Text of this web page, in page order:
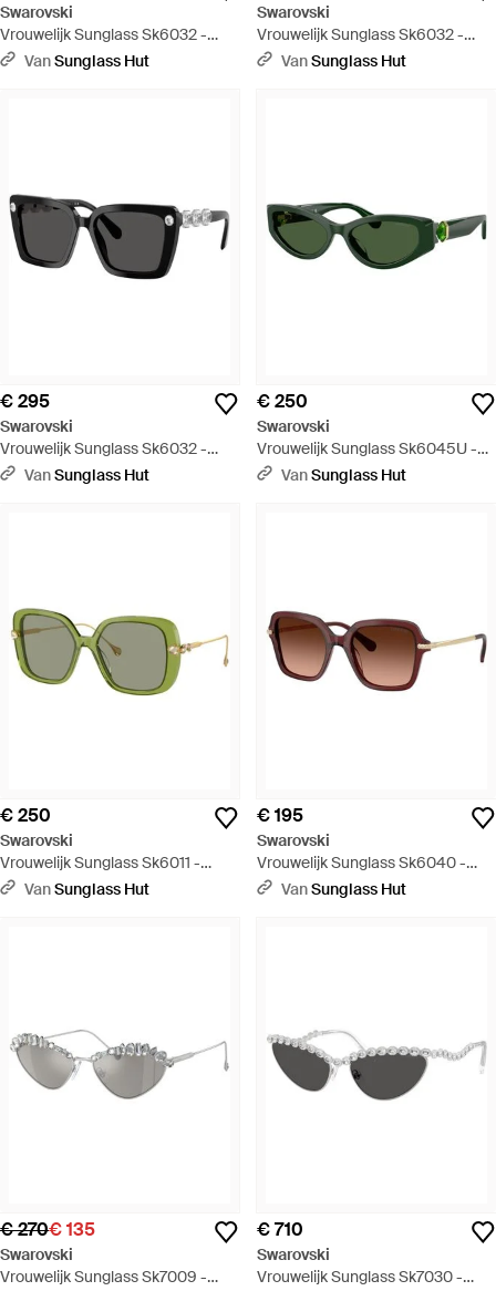
Swarovski
Vrouwelijk Sunglass Sk6032 -
Zwart
VanSunglass Hut
Swarovski
Vrouwelijk Sunglass Sk6032 -
Groen
VanSunglass Hut
€ 295
Swarovski
Vrouwelijk Sunglass Sk6032 -
Zwart
VanSunglass Hut
€ 250
Swarovski
Vrouwelijk Sunglass Sk6045U -
Groen
VanSunglass Hut
€ 250
Swarovski
Vrouwelijk Sunglass Sk6011 -
Groen
VanSunglass Hut
€ 195
Swarovski
Vrouwelijk Sunglass Sk6040 -
Zwart
VanSunglass Hut
€ 270€ 135
Swarovski
Vrouwelijk Sunglass Sk7009 -
€ 710
Swarovski
Vrouwelijk Sunglass Sk7030 -